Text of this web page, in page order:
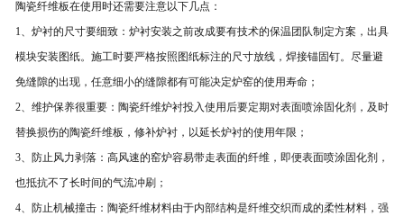
陶瓷纤维板在使用时还需要注意以下几点：
1、炉衬的尺寸要细致：炉衬安装之前改成要有技术的保温团队制定方案，出具
模块安装图纸。施工时要严格按照图纸标注的尺寸放线，焊接锚固钉。尽量避
免缝隙的出现，任意细小的缝隙都有可能决定炉窑的使用寿命；
2、维护保养很重要：陶瓷纤维炉衬投入使用后要定期对表面喷涂固化剂，及时
替换损伤的陶瓷纤维板，修补炉衬，以延长炉衬的使用年限；
3、防止风力剥落：高风速的窑炉容易带走表面的纤维，即便表面喷涂固化剂，
也抵抗不了长时间的气流冲刷；
4、防止机械撞击：陶瓷纤维材料由于内部结构是纤维交织而成的柔性材料，强